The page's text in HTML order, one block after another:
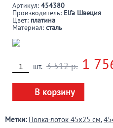
Артикул: 454380
Производитель: Elfa Швеция
Цвет: платина
Материал: сталь
шт. 3 512 р. 1
В корзину
Метки: Полка-лоток 45х25 см,